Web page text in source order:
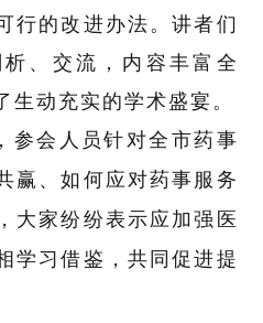
行的改进办法。讲者们
、交流，内容丰富全
生动充实的学术盛宴。
参会人员针对全市药事
赢、如何应对药事服务
大家纷纷表示应加强医
学习借鉴，共同促进提